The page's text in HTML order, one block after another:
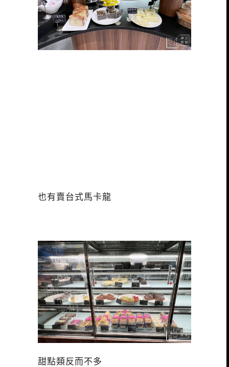
也有賣台式馬卡龍
甜點類反而不多